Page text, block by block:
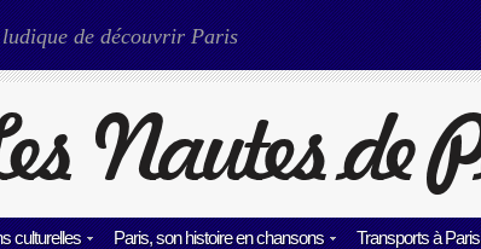
de découvrir Paris
culturelles Paris, son histoire en chansons Transports à Paris